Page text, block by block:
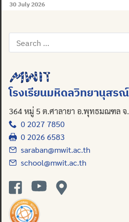
Search
for:
30 July 2026
Search
for:
โรงเรียนมหิดลวิทยานุสรณ์
364 หมู่ 5 ต.ศาลายา อ.พุทธมณฑล
0 2027 7850
0 2026 6583
saraban@mwit.ac.th
school@mwit.ac.th